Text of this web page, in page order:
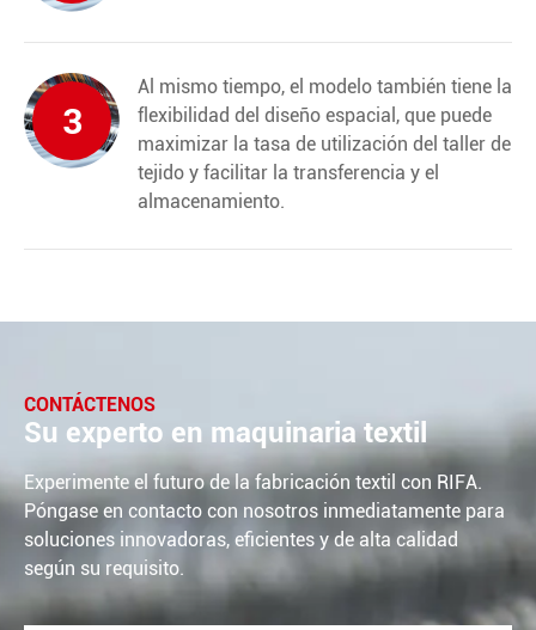
3
Al mismo tiempo, el modelo también tiene la
flexibilidad del diseño espacial, que puede
maximizar la tasa de utilización del taller de
tejido y facilitar la transferencia y el
almacenamiento.
CONTÁCTENOS
Su experto en maquinaria textil
Experimente el futuro de la fabricación textil con RIFA.
Póngase en contacto con nosotros inmediatamente para
soluciones innovadoras, eficientes y de alta calidad
según su requisito.